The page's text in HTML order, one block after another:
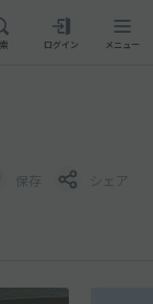
ログイン メニュー
保存 シェア